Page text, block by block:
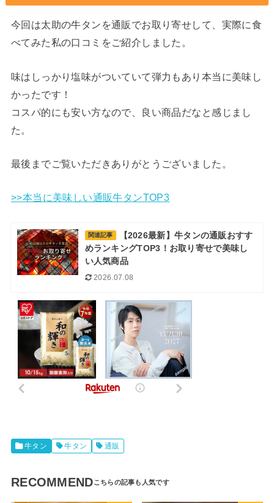
今回は太助の牛タンを通販でお取り寄せして、実際に食
べてみた私の口コミをご紹介しました。
味はしっかり塩味がついていて弾力もあり本当に美味し
かったです！
コスパ的にも安い方なので、良い商品だなと感じまし
た。
最後までご覧いただきありがとうございました。
>>本当に美味しい通販牛タンTOP3
関連記事
【2026最新】牛タンの通販おすす
めランキングTOP3！お取り寄せで美味し
い人気商品
2026.07.08
牛タン 牛タン 通販
RECOMMEND